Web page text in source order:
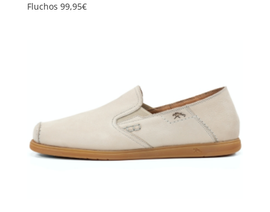
Fluchos 99,95€